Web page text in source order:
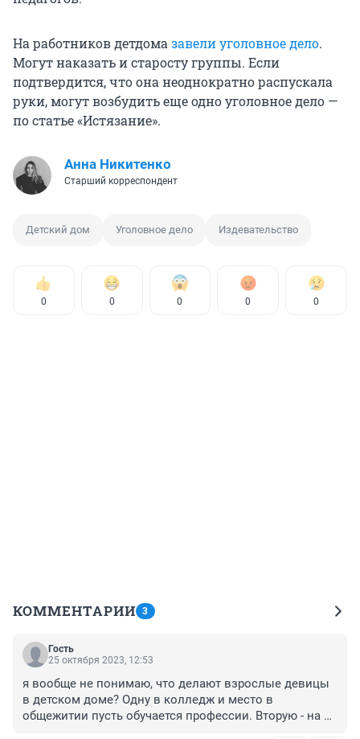
На работников детдома завели уголовное дело.
Могут наказать и старосту группы. Если
подтвердится, что она неоднократно распускала
руки, могут возбудить еще одно уголовное дело —
по статье «Истязание».
Анна Никитенко
Старший корреспондент
Детский дом Уголовное дело Издевательство
0 0 0 0 0
КОММЕНТАРИИ 3
Гость
25 октября 2023, 12:53
я вообще не понимаю, что делают взрослые девицы
в детском доме? Одну в колледж и место в
общежитии пусть обучается профессии. Вторую - на